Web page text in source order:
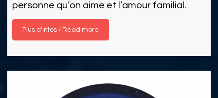
personne qu’on aime et l’amour familial.
Read more